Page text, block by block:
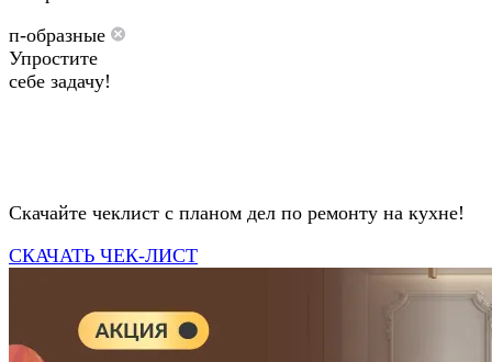
п-образные
Упростите
себе задачу!
Скачайте чеклист с планом дел по ремонту на кухне!
СКАЧАТЬ ЧЕК-ЛИСТ